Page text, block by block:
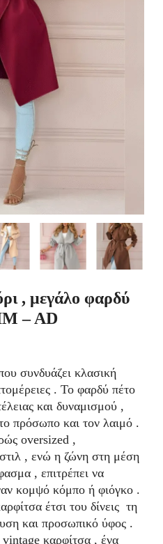
, μεγάλο φαρδύ
– AD
συνδυάζει κλασική
. Το φαρδύ πέτο
και δυναμισμού ,
πρόσωπο και τον λαιμό .
oversized ,
, ενώ η ζώνη στη μέση
, επιτρέπει να
κομψό κόμπο ή φιόγκο .
έτσι του δίνεις τη
και προσωπικό ύφος .
vintage καρφίτσα , ένα